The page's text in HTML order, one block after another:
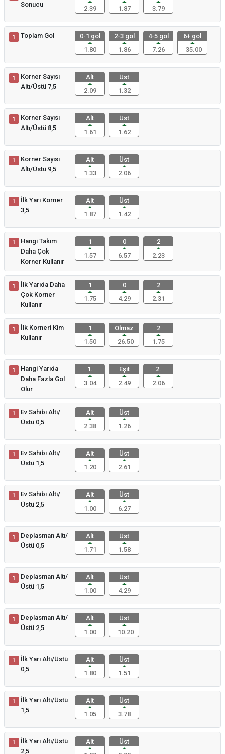
Sonucu
2.39
1.87
3.79
1 Toplam Gol
0-1 gol
1.80
2-3 gol
1.86
4-5 gol
7.26
6+ gol
35.00
1
Korner Sayısı
Altı/Üstü 7,5
Alt
2.09
Üst
1.32
1
Korner Sayısı
Altı/Üstü 8,5
Alt
1.61
Üst
1.62
1
Korner Sayısı
Altı/Üstü 9,5
Alt
1.33
Üst
2.06
1
İlk Yarı Korner
3,5
Alt
1.87
Üst
1.42
1
Hangi Takım
Daha Çok
Korner Kullanır
1
1.57
0
6.57
2
2.23
1
İlk Yarıda Daha
Çok Korner
Kullanır
1
1.75
0
4.29
2
2.31
1
İlk Korneri Kim
Kullanır
1
1.50
Olmaz
26.50
2
1.75
1
Hangi Yarıda
Daha Fazla Gol
Olur
1.
3.04
Eşit
2.49
2.
2.06
1
Ev Sahibi Altı/
Üstü 0,5
Alt
2.38
Üst
1.26
1
Ev Sahibi Altı/
Üstü 1,5
Alt
1.20
Üst
2.61
1
Ev Sahibi Altı/
Üstü 2,5
Alt
1.00
Üst
6.27
1
Deplasman Altı/
Üstü 0,5
Alt
1.71
Üst
1.58
1
Deplasman Altı/
Üstü 1,5
Alt
1.00
Üst
4.29
1
Deplasman Altı/
Üstü 2,5
Alt
1.00
Üst
10.20
1
İlk Yarı Altı/Üstü
0,5
Alt
1.80
Üst
1.51
1
İlk Yarı Altı/Üstü
1,5
Alt
1.05
Üst
3.78
1
İlk Yarı Altı/Üstü
2,5
Alt
Üst